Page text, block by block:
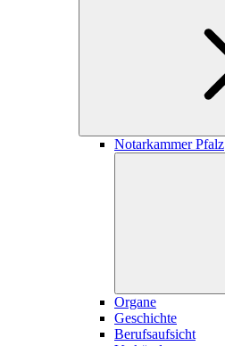
Notarkammer Pfalz
Organe
Geschichte
Berufsaufsicht